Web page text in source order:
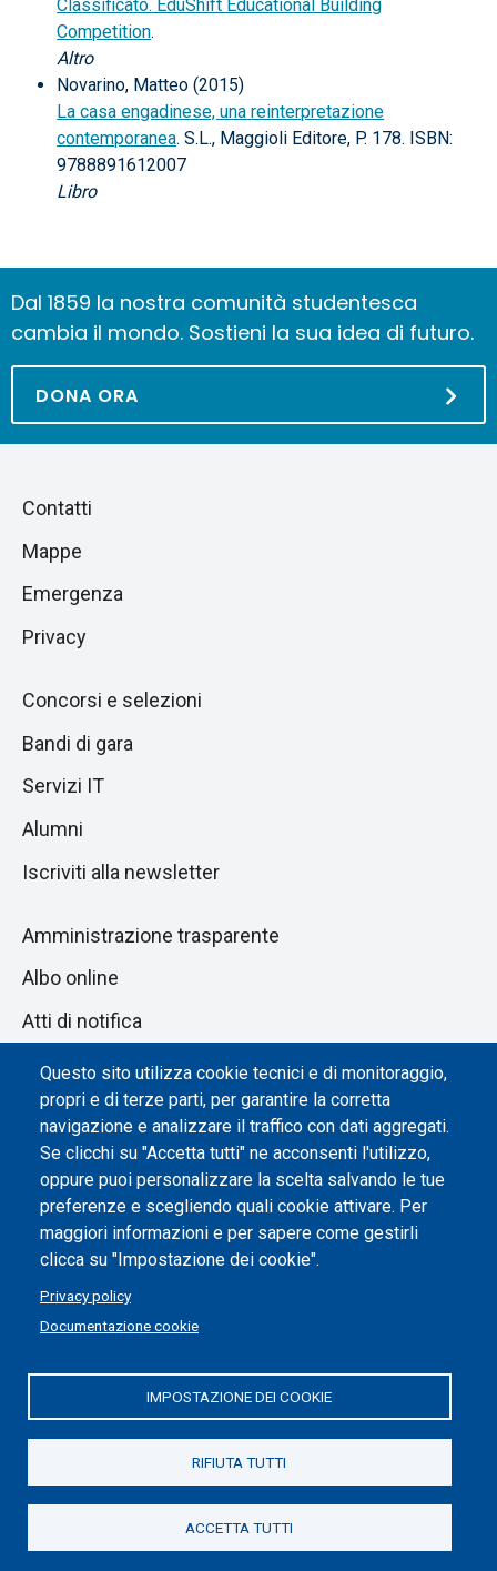
Classificato. EduShift Educational Building
Competition.
Altro
Novarino, Matteo (2015)
La casa engadinese, una reinterpretazione
contemporanea. S.L., Maggioli Editore, P. 178. ISBN:
9788891612007
Libro
Questo sito utilizza cookie tecnici e di monitoraggio,
propri e di terze parti, per garantire la corretta
navigazione e analizzare il traffico con dati aggregati.
Se clicchi su "Accetta tutti" ne acconsenti l'utilizzo,
oppure puoi personalizzare la scelta salvando le tue
preferenze e scegliendo quali cookie attivare. Per
maggiori informazioni e per sapere come gestirli
clicca su "Impostazione dei cookie".
Privacy policy
Documentazione cookie
IMPOSTAZIONE DEI COOKIE
RIFIUTA TUTTI
ACCETTA TUTTI
Dal 1859 la nostra comunità studentesca
cambia il mondo. Sostieni la sua idea di futuro.
DONA ORA
Salta
sezione
Piè
di
pagina
Contatti
Mappe
Emergenza
Privacy
Concorsi e selezioni
Bandi di gara
Servizi IT
Alumni
Iscriviti alla newsletter
Amministrazione trasparente
Albo online
Atti di notifica
Dichiarazione di accessibilità
Impostazione dei cookie
Politecnico di Torino | Corso Duca degli Abruzzi, 24 | 10129
Torino, ITALIA | P.IVA/C.F. 00518460019 | PEC